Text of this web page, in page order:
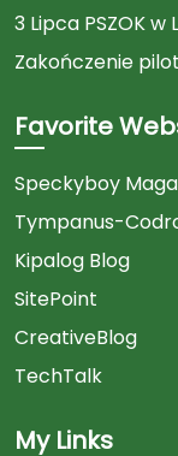
3 Lipca PSZOK
Zakończenie
Favorite
Speckyboy
Tympanus-
Kipalog Blog
SitePoint
CreativeBlog
TechTalk
My Links